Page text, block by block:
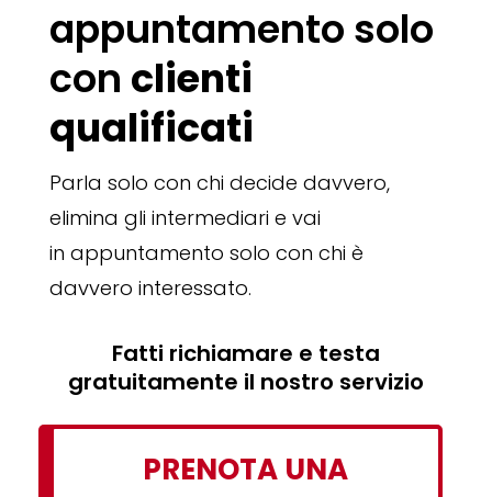
appuntamento solo
con clienti
qualificati
Parla solo con chi decide davvero,
elimina gli intermediari e vai
in appuntamento solo con chi è
davvero interessato.
Fatti richiamare e testa
gratuitamente il nostro servizio
PRENOTA UNA